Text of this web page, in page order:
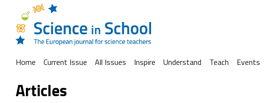
Home Current Issue All Issues Inspire Understand Teach Events
Articles